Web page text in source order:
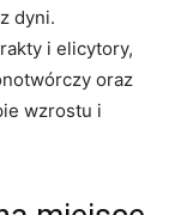
dyni.
i elicytory,
oraz
wzrostu i